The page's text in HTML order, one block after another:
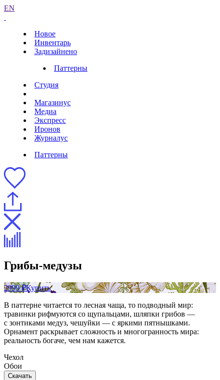
EN
Новое
Инвентарь
Задизайнено
Паттерны
Студия
Магазинус
Медиа
Экспресс
Иронов
Журналус
Паттерны
Грибы-медузы
2999 ₽Купить
В паттерне читается то лесная чаща, то подводный мир:
травинки рифмуются со щупальцами, шляпки грибов —
с зонтиками медуз, чешуйки — с яркими пятнышками.
Орнамент раскрывает сложность и многогранность мира:
реальность богаче, чем нам кажется.
Чехол
Обои
Скачать